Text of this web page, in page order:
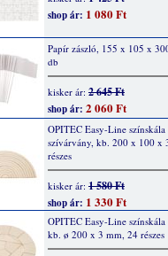
shop ár: 1 080 Ft
Papír zászló, 155 x 105 x
db
kisker ár: 2 645 Ft
shop ár: 2 060 Ft
OPITEC Easy-Line színskála
szívárvány, kb. 200 x 100 x
részes
kisker ár: 1 580 Ft
shop ár: 1 330 Ft
OPITEC Easy-Line
kb. ø 200 x 3 mm, 24 részes